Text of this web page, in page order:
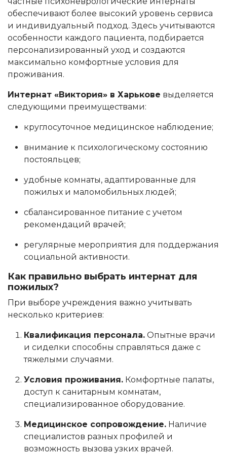
обеспечивают более высокий уровень сервиса
и индивидуальный подход. Здесь учитываются
особенности каждого пациента, подбирается
персонализированный уход и создаются
максимально комфортные условия для
проживания.
Интернат «Виктория» в Харькове выделяется
следующими преимуществами:
круглосуточное медицинское наблюдение;
внимание к психологическому состоянию
постояльцев;
удобные комнаты, адаптированные для
пожилых и маломобильных людей;
сбалансированное питание с учетом
рекомендаций врачей;
регулярные мероприятия для поддержания
социальной активности.
Как правильно выбрать интернат для
пожилых?
При выборе учреждения важно учитывать
несколько критериев:
Квалификация персонала. Опытные врачи
и сиделки способны справляться даже с
тяжелыми случаями.
Условия проживания. Комфортные палаты,
доступ к санитарным комнатам,
специализированное оборудование.
Медицинское сопровождение. Наличие
специалистов разных профилей и
возможность вызова узких врачей.